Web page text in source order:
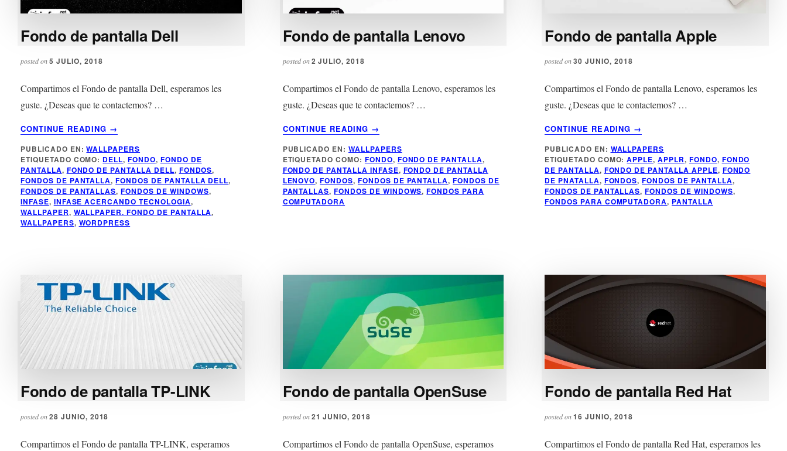
Fondo de pantalla Dell
posted on5 JULIO, 2018
Compartimos el Fondo de pantalla Dell, esperamos les
guste. ¿Deseas que te contactemos? …
CONTINUE READING
ACERCA
DE
FONDO
DE
PANTALLA
DELL
→
PUBLICADO EN:WALLPAPERS
ETIQUETADO COMO: DELL,FONDO, FONDO DE
PANTALLA, FONDO DE PANTALLA DELL, FONDOS,
FONDOS DE PANTALLA,FONDOS DE PANTALLA DELL,
FONDOS DE PANTALLAS,FONDOS DE WINDOWS,
INFASE, INFASE ACERCANDO TECNOLOGIA,
WALLPAPER, WALLPAPER. FONDO DE PANTALLA,
WALLPAPERS, WORDPRESS
Fondo de pantalla Lenovo
posted on2 JULIO, 2018
Compartimos el Fondo de pantalla Lenovo, esperamos les
guste. ¿Deseas que te contactemos? …
CONTINUE READING
ACERCA
DE
FONDO
DE
PANTALLA
LENOVO
→
PUBLICADO EN: WALLPAPERS
ETIQUETADO COMO: FONDO, FONDO DE PANTALLA,
FONDO DE PANTALLA INFASE, FONDO DE PANTALLA
LENOVO,FONDOS, FONDOS DE PANTALLA,FONDOS DE
PANTALLAS,FONDOS DE WINDOWS,FONDOS PARA
COMPUTADORA
Fondo de pantalla Apple
posted on30 JUNIO, 2018
Compartimos el Fondo de pantalla Lenovo, esperamos les
guste. ¿Deseas que te contactemos? …
CONTINUE READING
ACERCA
DE
FONDO
DE
PANTALLA
APPLE
→
PUBLICADO EN: WALLPAPERS
ETIQUETADO COMO:APPLE,APPLR, FONDO, FONDO
DE PANTALLA, FONDO DE PANTALLA APPLE, FONDO
DE PNATALLA, FONDOS,FONDOS DE PANTALLA,
FONDOS DE PANTALLAS,FONDOS DE WINDOWS,
FONDOS PARA COMPUTADORA, PANTALLA
Fondo de pantalla TP-LINK
posted on28 JUNIO, 2018
Compartimos el Fondo de pantalla TP-LINK, esperamos
Fondo de pantalla OpenSuse
posted on21 JUNIO, 2018
Compartimos el Fondo de pantalla OpenSuse, esperamos
Fondo de pantalla Red Hat
posted on16 JUNIO, 2018
Compartimos el Fondo de pantalla Red Hat, esperamos les